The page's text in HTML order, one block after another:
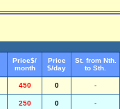
Price$/
month
Price
$/day
St. from Nth.
to Sth.
450 0 -
250 0 -